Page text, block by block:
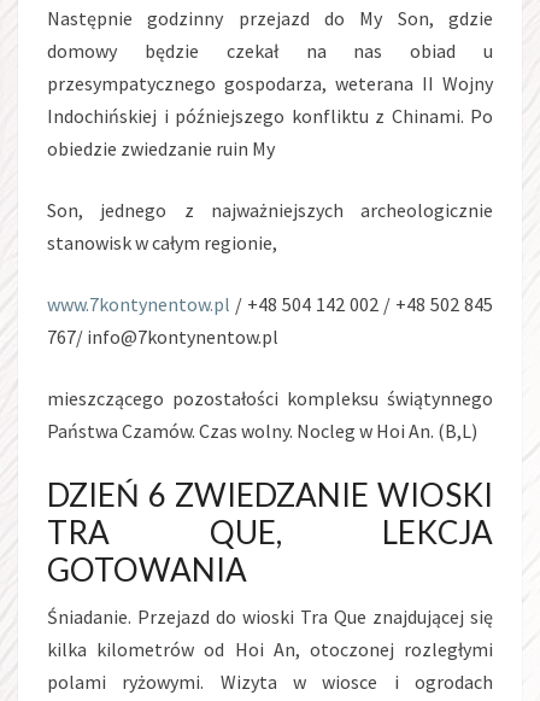
Następnie godzinny przejazd do My Son, gdzie
domowy będzie czekał na nas obiad u
przesympatycznego gospodarza, weterana II Wojny
Indochińskiej i późniejszego konfliktu z Chinami. Po
obiedzie zwiedzanie ruin My
Son, jednego z najważniejszych archeologicznie
stanowisk w całym regionie,
www.7kontynentow.pl / +48 504 142 002 / +48 502 845
767/ info@7kontynentow.pl
mieszczącego pozostałości kompleksu świątynnego
Państwa Czamów. Czas wolny. Nocleg w Hoi An. (B,L)
DZIEŃ 6 ZWIEDZANIE WIOSKI
TRA QUE, LEKCJA
GOTOWANIA
Śniadanie. Przejazd do wioski Tra Que znajdującej się
kilka kilometrów od Hoi An, otoczonej rozległymi
polami ryżowymi. Wizyta w wiosce i ogrodach